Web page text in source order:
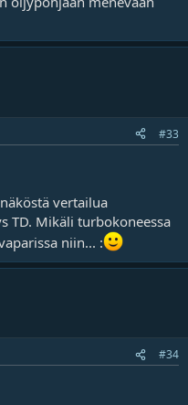
#33
vertailua
TD. Mikäli turbokoneessa
niin... :
#34